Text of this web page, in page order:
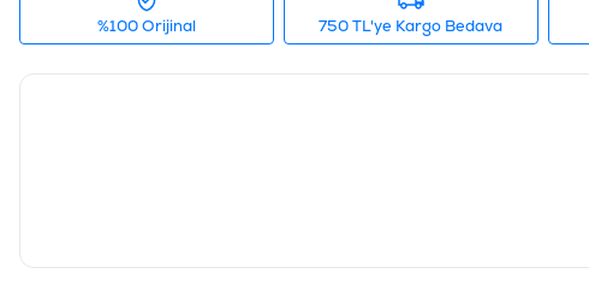
%100 Orijinal 750 TL'ye Kargo Bedava